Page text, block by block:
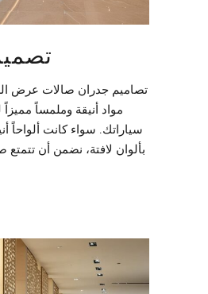
تصاميم جدران صالات عرض
مواد أنيقة وملمساً
سياراتك. سواء كانت ألواحاً
بألوان لافتة، نضمن أن